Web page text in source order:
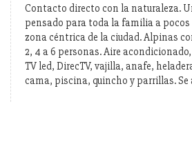
Contacto directo con la naturaleza.
pensado para toda la familia a
zona céntrica de la ciudad. Alpinas
2, 4 a 6 personas. Aire
TV led, DirecTV, vajilla, anafe,
cama, piscina, quincho y parrillas.